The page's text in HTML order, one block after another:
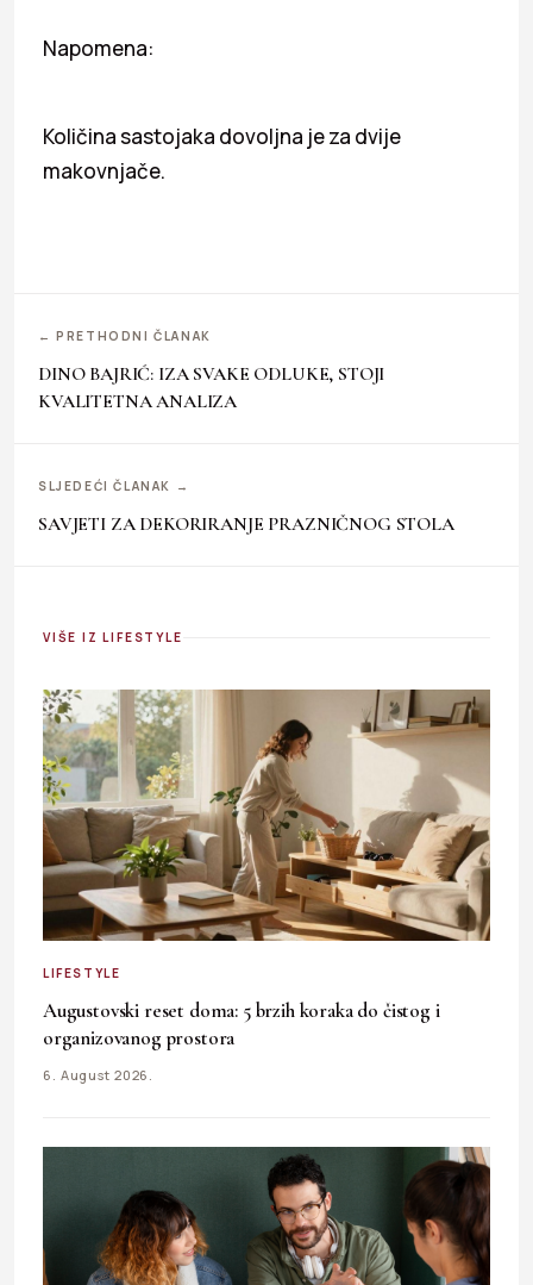
Napomena:
Količina sastojaka dovoljna je za dvije
makovnjače.
← PRETHODNI ČLANAK
DINO BAJRIĆ: IZA SVAKE ODLUKE, STOJI
KVALITETNA ANALIZA
SLJEDEĆI ČLANAK →
SAVJETI ZA DEKORIRANJE PRAZNIČNOG STOLA
VIŠE IZ LIFESTYLE
LIFESTYLE
Augustovski reset doma: 5 brzih koraka do čistog i
organizovanog prostora
6. August 2026.